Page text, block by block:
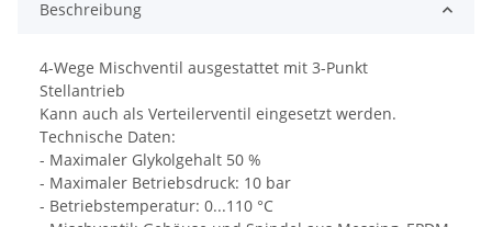
Beschreibung
4-Wege Mischventil ausgestattet mit 3-Punkt
Stellantrieb
Kann auch als Verteilerventil eingesetzt werden.
Technische Daten:
- Maximaler Glykolgehalt 50 %
- Maximaler Betriebsdruck: 10 bar
- Betriebstemperatur: 0...110 °C